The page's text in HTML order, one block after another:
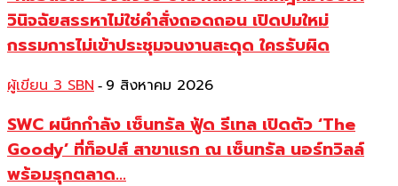
วินิจฉัยสรรหาไม่ใช่คำสั่งถอดถอน เปิดปมใหม่
กรรมการไม่เข้าประชุมจนงานสะดุด ใครรับผิด
ผู้เขียน 3 SBN - 9 สิงหาคม 2026
SWC ผนึกกำลัง เซ็นทรัล ฟู้ด รีเทล เปิดตัว ‘The
Goody’ ที่ท็อปส์ สาขาแรก ณ เซ็นทรัล นอร์ทวิลล์
พร้อมรุกตลาด...